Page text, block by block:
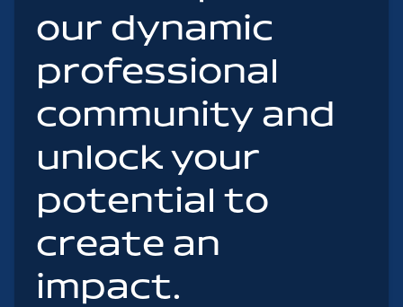
our dynamic
professional
community and
unlock your
potential to
create an
impact.